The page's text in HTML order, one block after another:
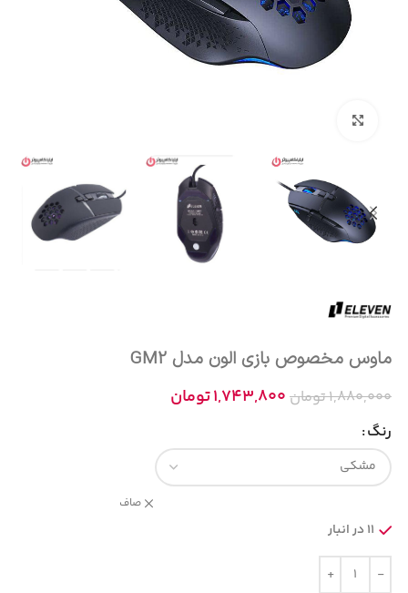
ماوس مخصوص بازی الون مدل GM2
1,880,000تومان 1,743,800تومان
رنگ
صاف
11 در انبار